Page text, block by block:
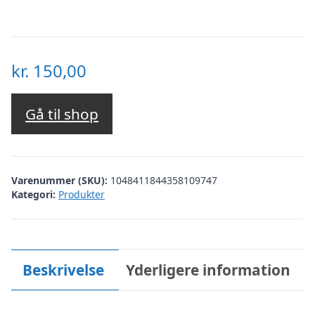
kr. 150,00
Gå til shop
Varenummer (SKU): 1048411844358109747
Kategori: Produkter
Beskrivelse Yderligere information